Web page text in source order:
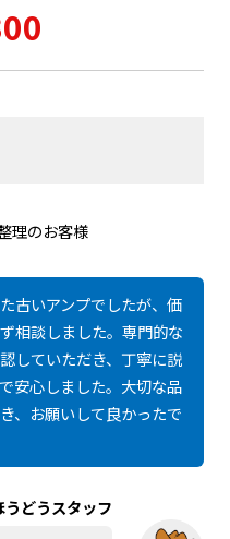
理のお客様
古いアンプでしたが、価
相談しました。専門的な
していただき、丁寧に説
安心しました。大切な品
、お願いして良かったで
うどうスタッフ